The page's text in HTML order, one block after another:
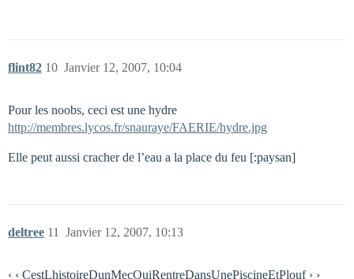
flint82 Janvier 12, 2007, 10:04
10
Pour les noobs, ceci est une hydre
http://membres.lycos.fr/snauraye/FAERIE/hydre.jpg
Elle peut aussi cracher de l’eau a la place du feu [:paysan]
deltree Janvier 12, 2007, 10:13
11
‹ ‹ CestLhistoireDunMecQuiRentreDansUnePiscineEtPlouf › ›